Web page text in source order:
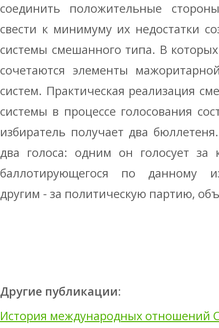
соединить положительные
свести к минимуму их недостатки
системы смешанного типа. В
сочетаются элементы
систем. Практическая реализация
системы в процессе голосования
избиратель получает два
два голоса: одним он голосует за
баллотирующегося по данному
другим - за политическую партию,
Другие публикации:
История международных отношений